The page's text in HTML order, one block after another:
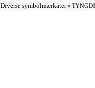
Diverse symbolmærkater»